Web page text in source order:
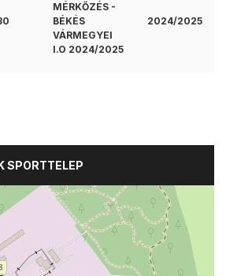
MÉRKŐZÉS -
BÉKÉS
VÁRMEGYEI
I.O 2024/2025
2024/2025
SPORTTELEP